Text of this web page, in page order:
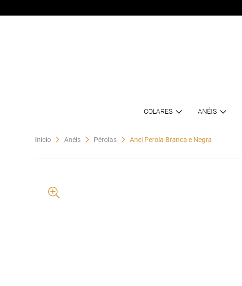
COLARES ANÉIS
Início Anéis Pérolas Anel Perola Branca e Negra